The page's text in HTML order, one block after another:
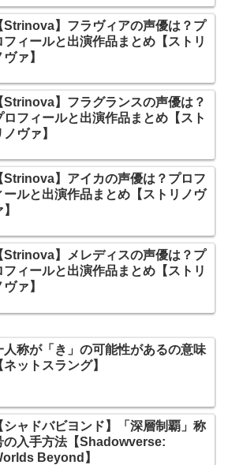
Strinova】フラヴィアの声優は？プ
フィールと出演作品まとめ【ストリ
ヴァ】
Strinova】フラグランスの声優は？
ロフィールと出演作品まとめ【スト
ノヴァ】
Strinova】アイカの声優は？プロフ
ールと出演作品まとめ【ストリノヴ
Strinova】メレディスの声優は？プ
フィールと出演作品まとめ【ストリ
ヴァ】
人称が「き」の可能性があるの意味
ネットスラング】
シャドバビヨンド】「深層制覇」称
の入手方法【Shadowverse:
Beyond】